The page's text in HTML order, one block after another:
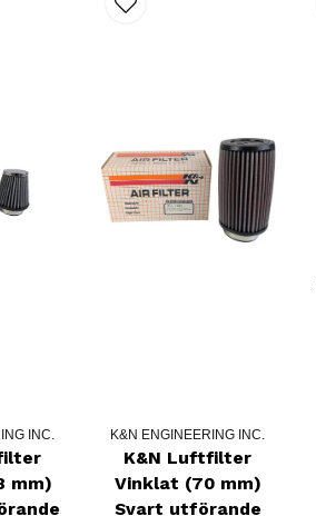
INC.
mm)
K&N ENGINEERING INC.
K&N Luftfilter
Vinklat (70 mm)
Svart utförande